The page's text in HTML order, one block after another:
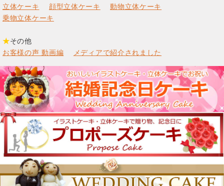
立体ケーキ
顔型立体ケーキ
動物立体ケーキ
乗物立体ケーキ
★その他
お客様の声 動画編
メディアで紹介されました